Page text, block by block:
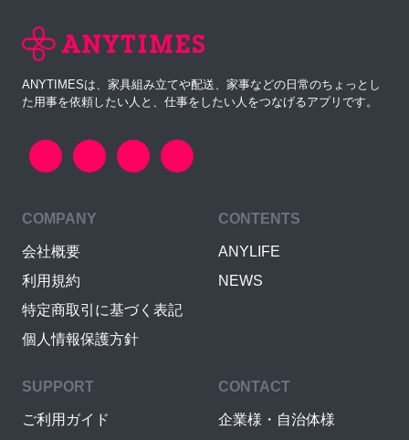
ANYTIMESは、家具組み立てや配送、家事などの日常のちょっとし
た用事を依頼したい人と、仕事をしたい人をつなげるアプリです。
COMPANY
会社概要
利用規約
特定商取引に基づく表記
個人情報保護方針
CONTENTS
ANYLIFE
NEWS
SUPPORT
ご利用ガイド
CONTACT
企業様・自治体様